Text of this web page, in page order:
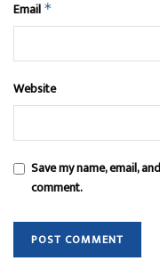
Email *
Website
Save my name, email,
comment.